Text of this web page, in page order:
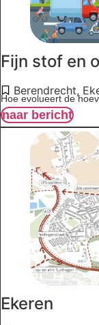
Fijn stof en
Berendrecht,
Hoe evolueert de
naar bericht
Ekeren